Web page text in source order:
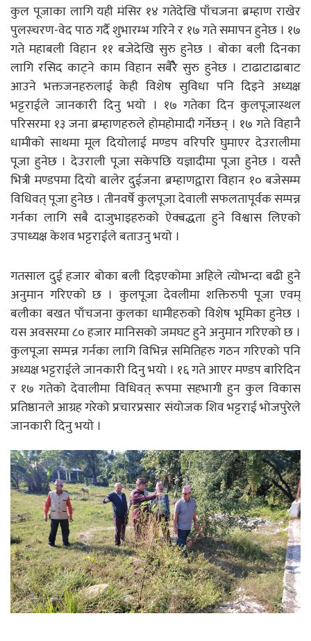
कुल पूजाका लागि यही मंसिर १४ गतेदेखि पाँचजना ब्रम्हाण राखेर
पुलस्चरण-वेद पाठ गर्दै शुभारम्भ गरिने र १७ गते समापन हुनेछ । १७
गते महाबली विहान ११ बजेदेखि सुरु हुनेछ । बोका बली दिनका
लागि रसिद काट्ने काम विहान सबैरेै सुरु हुनेछ । टाढाटाढाबाट
आउने भक्तजनहरुलाई केही विशेष सुविधा पनि दिइने अध्यक्ष
भट्टराईले जानकारी दिनु भयो । १७ गतेका दिन कुलपूजास्थल
परिसरमा १३ जना ब्रम्हाणहरुले होमहोमादी गर्नेछन् । १७ गते विहानै
धामीको साथमा मूल दियोलाई मण्डप वरिपरि घुमाएर देउरालीमा
पूजा हुनेछ । देउराली पूजा सकेपछि यज्ञादीमा पूजा हुनेछ । यस्तै
भित्री मण्डपमा दियो बालेर दुईजना ब्रम्हाणद्वारा विहान १० बजेसम्म
विधिवत् पूजा हुनेछ । तीनवर्षे कुलपूजा देवाली सफलतापूर्वक सम्पन्न
गर्नका लागि सबै दाजुभाइहरुको ऐक्बद्धता हुने विश्वास लिएकाे
उपाध्यक्ष केशव भट्टराईले बताउनु भयो ।
गतसाल दुई हजार बोका बली दिइएकोमा अहिले त्योभन्दा बढी हुने
अनुमान गरिएको छ । कुलपूजा देवलीमा शक्तिरुपी पूजा एवम्
बलीका बखत पाँचजना कुलका धामीहरुको विशेष भूमिका हुनेछ ।
यस अवसरमा ८० हजार मानिसको जमघट हुने अनुमान गरिएको छ ।
कुलपूजा सम्पन्न गर्नका लागि विभिन्न समितिहरु गठन गरिएको पनि
अध्यक्ष भट्टराईले जानकारी दिनु भयो । १६ गते आएर मण्डप बारिदिन
र १७ गतेको देवालीमा विधिवत् रूपमा सहभागी हुन कुल विकास
प्रतिष्ठानले आग्रह गरेको प्रचारप्रसार संयोजक शिव भट्टराई भोजपुरेले
जानकारी दिनु भयाे ।